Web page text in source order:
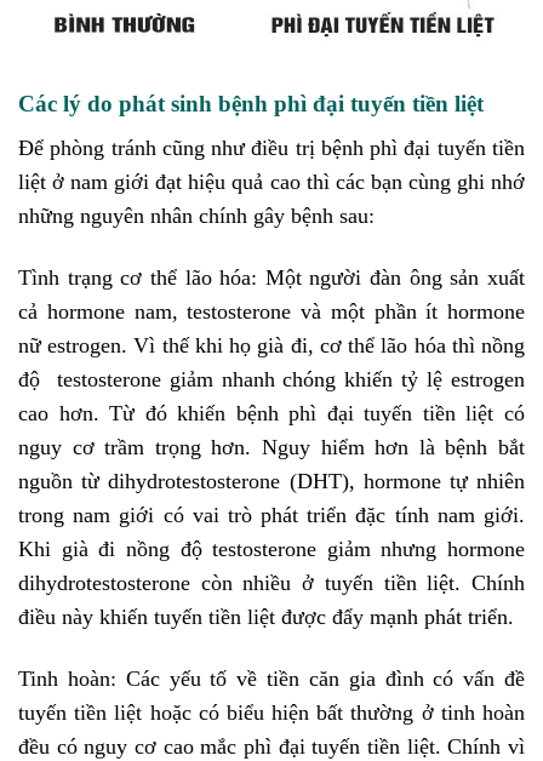
Các lý do phát sinh bệnh phì đại tuyến tiền liệt
Để phòng tránh cũng như điều trị bệnh phì đại tuyến tiền
liệt ở nam giới đạt hiệu quả cao thì các bạn cùng ghi nhớ
những nguyên nhân chính gây bệnh sau:
Tình trạng cơ thể lão hóa: Một người đàn ông sản xuất
cả hormone nam, testosterone và một phần ít hormone
nữ estrogen. Vì thế khi họ già đi, cơ thể lão hóa thì nồng
độ testosterone giảm nhanh chóng khiến tỷ lệ estrogen
cao hơn. Từ đó khiến bệnh phì đại tuyến tiền liệt có
nguy cơ trầm trọng hơn. Nguy hiểm hơn là bệnh bắt
nguồn từ dihydrotestosterone (DHT), hormone tự nhiên
trong nam giới có vai trò phát triển đặc tính nam giới.
Khi già đi nồng độ testosterone giảm nhưng hormone
dihydrotestosterone còn nhiều ở tuyến tiền liệt. Chính
điều này khiến tuyến tiền liệt được đẩy mạnh phát triển.
Tinh hoàn: Các yếu tố về tiền căn gia đình có vấn đề
tuyến tiền liệt hoặc có biểu hiện bất thường ở tinh hoàn
đều có nguy cơ cao mắc phì đại tuyến tiền liệt. Chính vì